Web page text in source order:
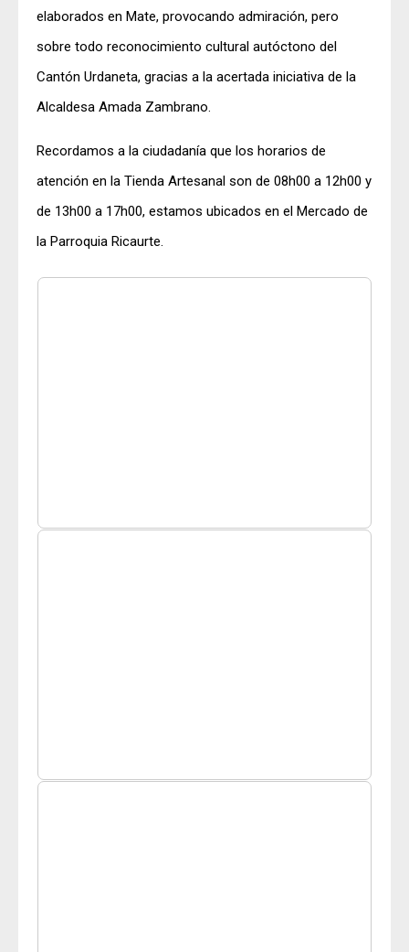
elaborados en Mate, provocando admiración, pero
sobre todo reconocimiento cultural autóctono del
Cantón Urdaneta, gracias a la acertada iniciativa de la
Alcaldesa Amada Zambrano.
Recordamos a la ciudadanía que los horarios de
atención en la Tienda Artesanal son de 08h00 a 12h00 y
de 13h00 a 17h00, estamos ubicados en el Mercado de
la Parroquia Ricaurte.